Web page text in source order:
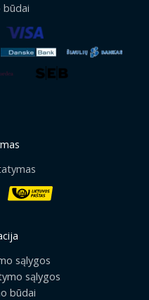
būdai
sąlygos
sąlygos
būdai